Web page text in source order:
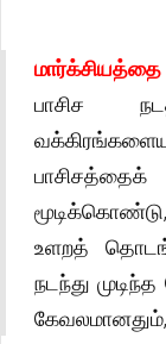
மார்க்சியத்தை
பாசிச
உளறத்
நடந்து
கேவலமானதும்,